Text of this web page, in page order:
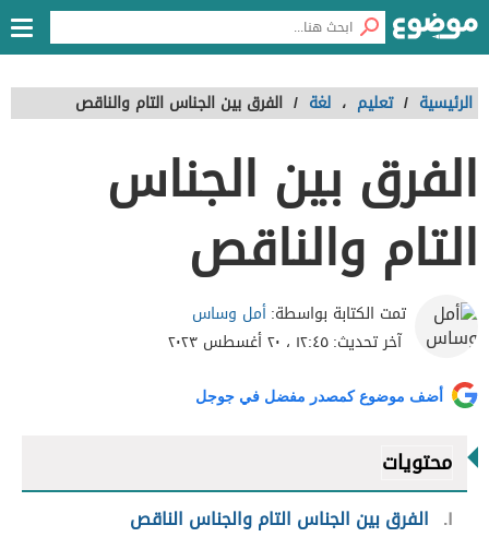
الرئيسية / تعليم ، لغة / الفرق بين الجناس التام والناقص
الفرق بين الجناس
التام والناقص
تمت الكتابة بواسطة:أمل وساس
آخر تحديث:١٢:٤٥ ، ٢٠ أغسطس ٢٠٢٣
أضف موضوع كمصدر مفضل في جوجل
محتويات
١
الفرق بين الجناس التام والجناس الناقص